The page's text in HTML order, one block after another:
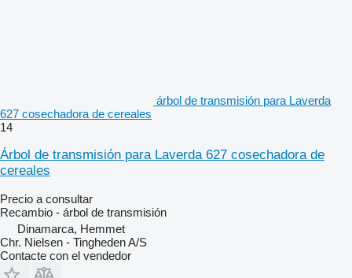
árbol de transmisión para Laverda
627 cosechadora de cereales
14
Árbol de transmisión para Laverda 627 cosechadora de
cereales
Precio a consultar
Recambio - árbol de transmisión
Dinamarca, Hemmet
Chr. Nielsen - Tingheden A/S
Contacte con el vendedor